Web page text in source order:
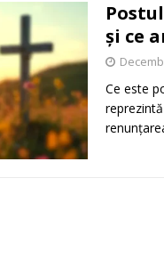
și ce
Ce este